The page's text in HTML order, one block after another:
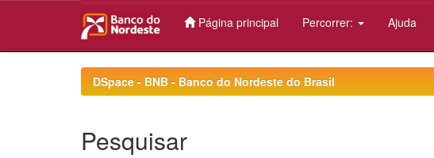
Página principal Percorrer: Ajuda
DSpace - BNB - Banco do Nordeste do Brasil
Pesquisar